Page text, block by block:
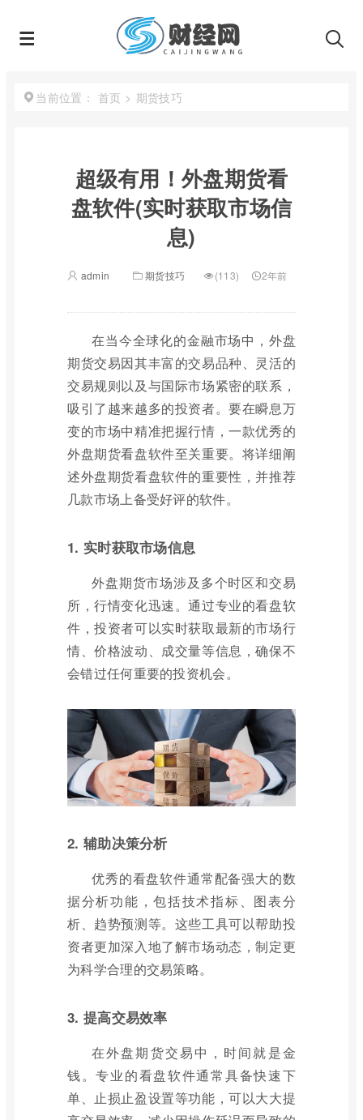
当前位置： 首页 > 期货技巧
超级有用！外盘期货看
盘软件(实时获取市场信
息)
admin 期货技巧 (113) 2年前
在当今全球化的金融市场中，外盘
期货交易因其丰富的交易品种、灵活的
交易规则以及与国际市场紧密的联系，
吸引了越来越多的投资者。要在瞬息万
变的市场中精准把握行情，一款优秀的
外盘期货看盘软件至关重要。将详细阐
述外盘期货看盘软件的重要性，并推荐
几款市场上备受好评的软件。
1. 实时获取市场信息
外盘期货市场涉及多个时区和交易
所，行情变化迅速。通过专业的看盘软
件，投资者可以实时获取最新的市场行
情、价格波动、成交量等信息，确保不
会错过任何重要的投资机会。
2. 辅助决策分析
优秀的看盘软件通常配备强大的数
据分析功能，包括技术指标、图表分
析、趋势预测等。这些工具可以帮助投
资者更加深入地了解市场动态，制定更
为科学合理的交易策略。
3. 提高交易效率
在外盘期货交易中，时间就是金
钱。专业的看盘软件通常具备快速下
单、止损止盈设置等功能，可以大大提